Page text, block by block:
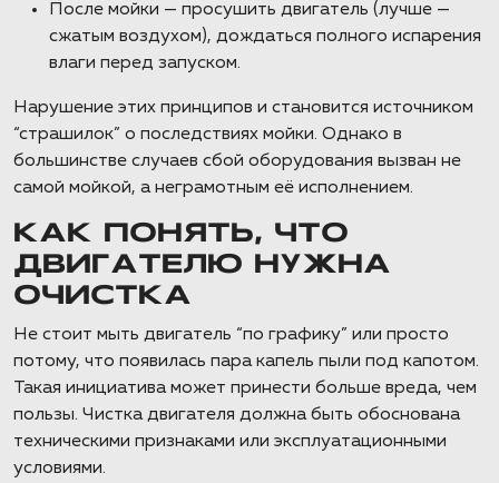
После мойки — просушить двигатель (лучше —
сжатым воздухом), дождаться полного испарения
влаги перед запуском.
Нарушение этих принципов и становится источником
“страшилок” о последствиях мойки. Однако в
большинстве случаев сбой оборудования вызван не
самой мойкой, а неграмотным её исполнением.
КАК ПОНЯТЬ, ЧТО
ДВИГАТЕЛЮ НУЖНА
ОЧИСТКА
Не стоит мыть двигатель “по графику” или просто
потому, что появилась пара капель пыли под капотом.
Такая инициатива может принести больше вреда, чем
пользы. Чистка двигателя должна быть обоснована
техническими признаками или эксплуатационными
условиями.